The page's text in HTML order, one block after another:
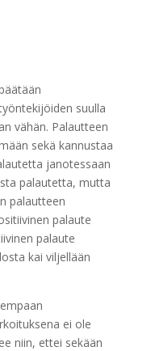
suulla
vähän. Palautteen
sekä kannustaa
janotessaan
palautetta, mutta
palautteen
palaute
palaute
kai viljellään
ei ole
niin, ettei sekään